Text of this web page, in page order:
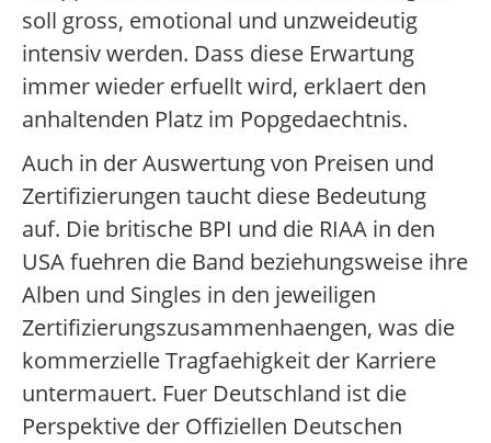
soll gross, emotional und unzweideutig
intensiv werden. Dass diese Erwartung
immer wieder erfuellt wird, erklaert den
anhaltenden Platz im Popgedaechtnis.
Auch in der Auswertung von Preisen und
Zertifizierungen taucht diese Bedeutung
auf. Die britische BPI und die RIAA in den
USA fuehren die Band beziehungsweise ihre
Alben und Singles in den jeweiligen
Zertifizierungszusammenhaengen, was die
kommerzielle Tragfaehigkeit der Karriere
untermauert. Fuer Deutschland ist die
Perspektive der Offiziellen Deutschen